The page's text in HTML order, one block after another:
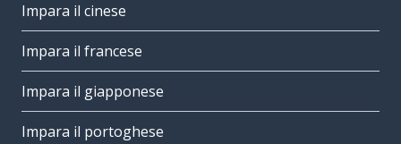
Impara il cinese
Impara il francese
Impara il giapponese
Impara il portoghese